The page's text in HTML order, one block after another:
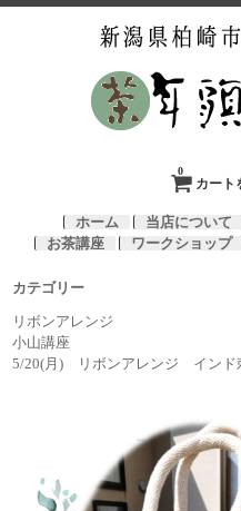
カート
0
ホーム 当店について
お茶講座
ワークショップ
カテゴリー
リボンアレンジ
小山講座
5/20(月) リボンアレンジ インド